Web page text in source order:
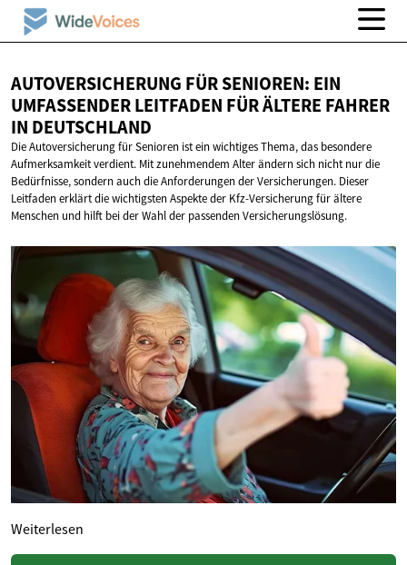
AUTOVERSICHERUNG FÜR SENIOREN: EIN
UMFASSENDER LEITFADEN FÜR ÄLTERE FAHRER
IN DEUTSCHLAND
Die Autoversicherung für Senioren ist ein wichtiges Thema, das besondere
Aufmerksamkeit verdient. Mit zunehmendem Alter ändern sich nicht nur die
Bedürfnisse, sondern auch die Anforderungen der Versicherungen. Dieser
Leitfaden erklärt die wichtigsten Aspekte der Kfz-Versicherung für ältere
Menschen und hilft bei der Wahl der passenden Versicherungslösung.
Weiterlesen